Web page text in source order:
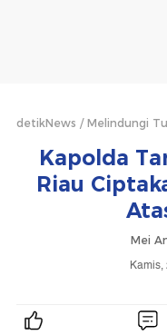
detikNews Melindungi
Kapolda
Riau
Mei